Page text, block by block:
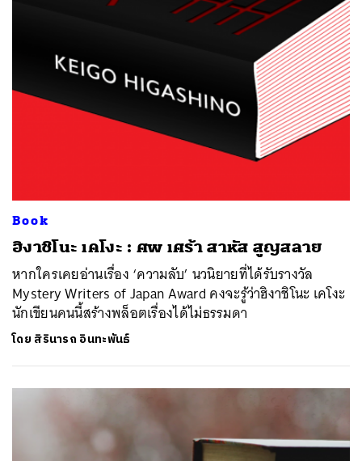
Book
ฮิงาชิโนะ เคโงะ : ศพ เศร้า สาหัส สูญสลาย
หากใครเคยอ่านเรื่อง ‘ความลับ’ นวนิยายที่ได้รับรางวัล
Mystery Writers of Japan Award คงจะรู้ว่าฮิงาชิโนะ เคโงะ
นักเขียนคนนี้สร้างพล็อตเรื่องได้ไม่ธรรมดา
โดย สิรินารถ อินทะพันธ์